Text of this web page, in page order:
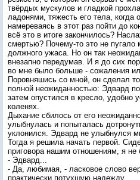
твёрдых мускулов и гладкой
ладонями, тяжесть его тела, когда
намереваясь в этот раз пойти до
всё это в итоге закончилось?
смертью? Почему-то это не
должного ужаса. Но он так
внезапно передумав. И я до сих
во мне было больше - сожаления
Поровняшись со мной, он сделал
полной неожиданностью: Эдвард
затем опустился в кресло, удобно
коленях.
Дыхание сбилось от его
улыбнулась и попыталась
уклонился. Эдвард не улыбнулся
Тогда я решила начать первой.
приговора нашим отношениям, я не
- Эдвард...
- Да, любимая, - ласковое слово
практически потухшую надежду.